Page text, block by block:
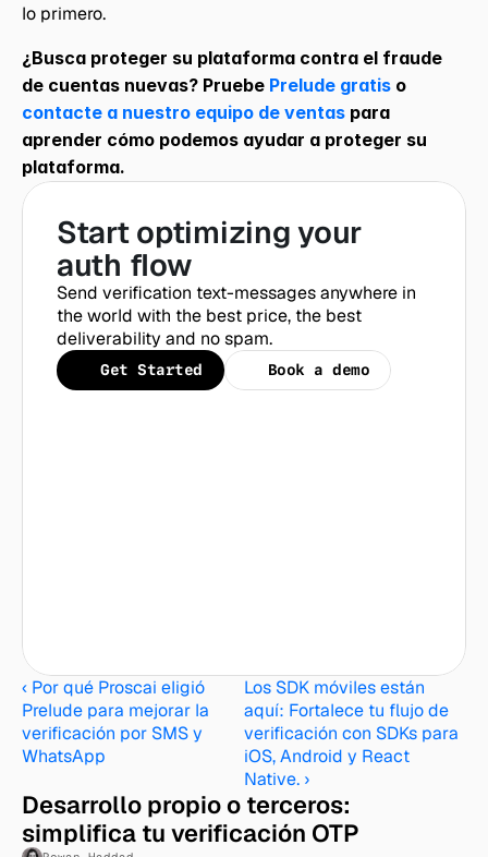
lo primero.
¿Busca proteger su plataforma contra el fraude
de cuentas nuevas? Pruebe Prelude gratis
contacte a nuestro equipo de ventas para
aprender cómo podemos ayudar a proteger su
plataforma.
Start optimizing your
auth flow
Send verification text-messages anywhere in
the world with the best price, the best
deliverability and no spam.
Get Started Book a demo
‹ Por qué Proscai eligió
Prelude para mejorar la
verificación por SMS y
WhatsApp
Los SDK móviles están
aquí: Fortalece tu flujo de
verificación con SDKs para
iOS, Android y React
Native. ›
Desarrollo propio o terceros:
simplifica tu verificación OTP